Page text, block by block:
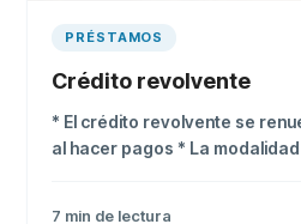
PRÉSTAMOS
Crédito revolvente
* El crédito revolvente se
al hacer pagos * La
7 min de lectura